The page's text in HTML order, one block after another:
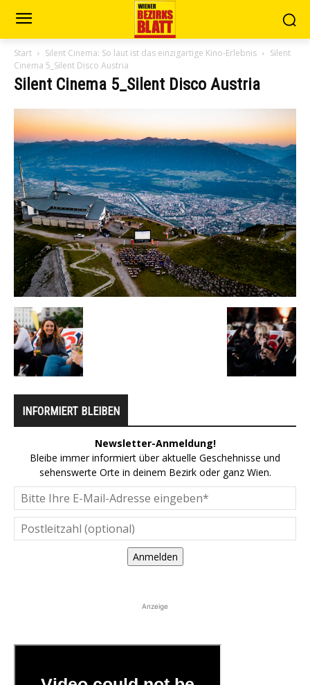
Start Silent Cinema: So laut ist das einzigartige Kino-Erlebnis
Silent
Cinema 5_Silent Disco Austria
Silent Cinema 5_Silent Disco Austria
INFORMIERT BLEIBEN
Newsletter-Anmeldung!
Bleibe immer informiert über aktuelle Geschehnisse und
sehenswerte Orte in deinem Bezirk oder ganz Wien.
Anmelden
Anzeige